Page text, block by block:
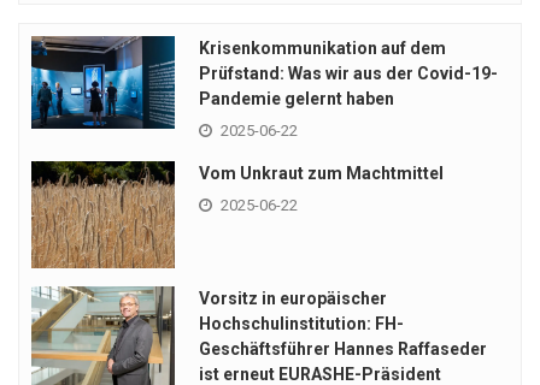
Krisenkommunikation auf dem
Prüfstand: Was wir aus der Covid-19-
Pandemie gelernt haben
2025-06-22
Vom Unkraut zum Machtmittel
2025-06-22
Vorsitz in europäischer
Hochschulinstitution: FH-
Geschäftsführer Hannes Raffaseder
ist erneut EURASHE-Präsident